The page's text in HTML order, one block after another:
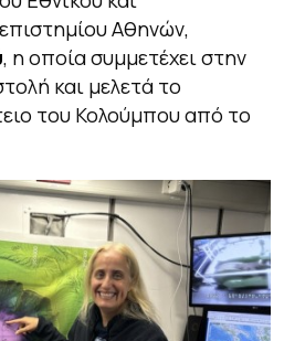
Αθηνών,
, η οποία συμμετέχει στην
και μελετά το
του Κολούμπου από το